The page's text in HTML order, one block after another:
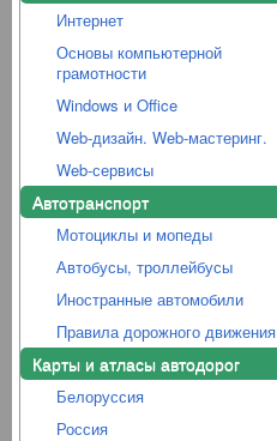
Интернет
Основы компьютерной
грамотности
Windows и Office
Web-дизайн. Web-мастеринг.
Web-сервисы
Автотранспорт
Мотоциклы и мопеды
Автобусы, троллейбусы
Иностранные автомобили
Правила дорожного движения
Карты и атласы автодорог
Белоруссия
Россия